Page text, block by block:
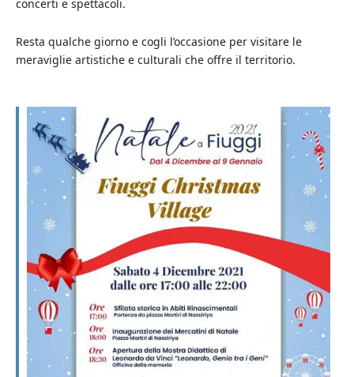
concerti e spettacoli.
Resta qualche giorno e cogli l’occasione per visitare le
meraviglie artistiche e culturali che offre il territorio.